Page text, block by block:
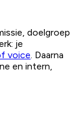
doelgroep
je
voice. Daarna
en intern,